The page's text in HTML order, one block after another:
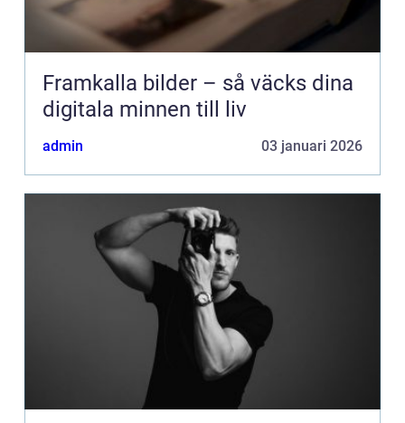
Framkalla bilder – så väcks dina
digitala minnen till liv
admin 03 januari 2026